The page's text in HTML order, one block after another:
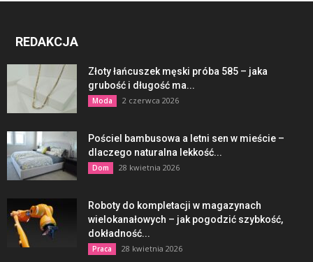
REDAKCJA
Złoty łańcuszek męski próba 585 – jaka
grubość i długość ma...
Moda 2 czerwca 2026
Pościel bambusowa a letni sen w mieście –
dlaczego naturalna lekkość...
Dom 28 kwietnia 2026
Roboty do kompletacji w magazynach
wielokanałowych – jak pogodzić szybkość,
dokładność...
Praca 28 kwietnia 2026